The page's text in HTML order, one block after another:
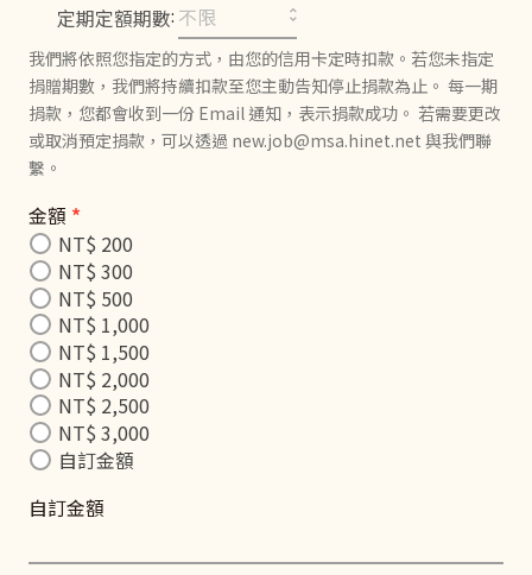
定期定額期數:
我們將依照您指定的方式，由您的信用卡定時扣款。若您未指定
捐贈期數，我們將持續扣款至您主動告知停止捐款為止。 每一期
捐款，您都會收到一份 Email 通知，表示捐款成功。 若需要更改
或取消預定捐款，可以透過 new.job@msa.hinet.net 與我們聯
繫。
金額 *
NT$ 200
NT$ 300
NT$ 500
NT$ 1,000
NT$ 1,500
NT$ 2,000
NT$ 2,500
NT$ 3,000
自訂金額
自訂金額